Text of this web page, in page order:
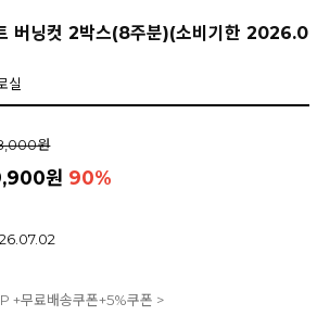
버닝컷 2박스(8주분)(소비기한 2026.0
실
원
원 90%
+무료배송쿠폰+5%쿠폰 >